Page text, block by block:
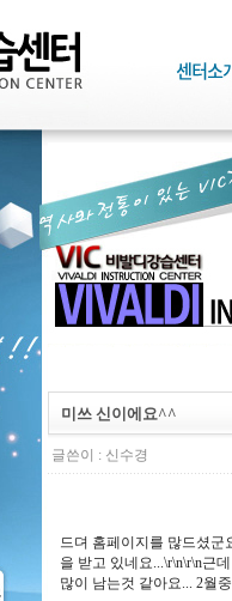
미쓰 신이에요^^
글쓴이 : 신수경
드뎌 홈페이지를 많드셨군
을 받고 있네요...\r\n\r\n근
많이 남는것 같아요... 2월